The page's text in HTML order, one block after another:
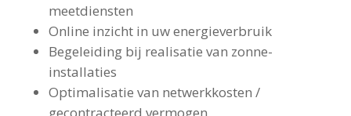
meetdiensten
Online inzicht in uw energieverbruik
Begeleiding bij realisatie van zonne-
installaties
Optimalisatie van netwerkkosten /
gecontracteerd vermogen